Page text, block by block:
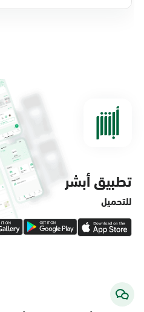
الدمام, الدمام -
الدمام, الدمام -
الدمام, الدمام - لولو
الأحد - الخميس (08:00-14:30)
تطبيق أبشر
للتحميل